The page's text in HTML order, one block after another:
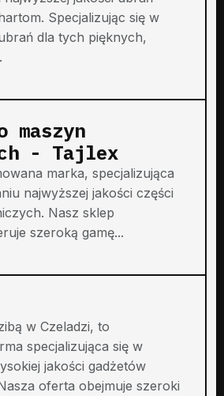
Specjalizując się w
dla tych pięknych,
maszyn
- Tajlex
marka, specjalizująca
najwyższej jakości części
Nasz sklep
szeroką gamę...
w Czeladzi, to
specjalizująca się w
jakości gadżetów
oferta obejmuje szeroki